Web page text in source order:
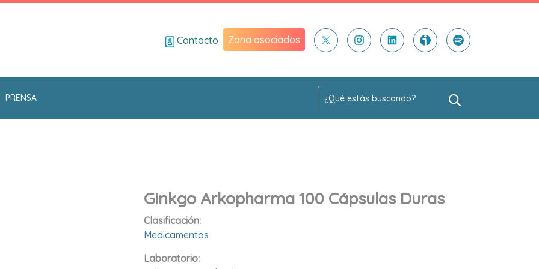
Contacto Zona asociados
PRENSA
Ginkgo Arkopharma 100 Cápsulas Duras
Clasificación:
Medicamentos
Laboratorio: